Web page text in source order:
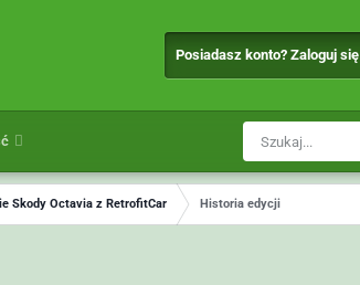
Posiadasz konto? Zaloguj się
Skody Octavia z RetrofitCar Historia edycji